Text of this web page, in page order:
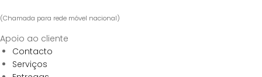
(Chamada para rede móvel nacional)
Apoio ao cliente
Contacto
Serviços